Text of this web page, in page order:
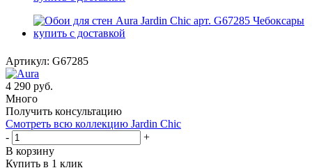
Артикул: G67285
4 290 руб.
Много
Получить консультацию
Смотреть всю коллекцию Jardin Chic
-
+
В корзину
Купить в 1 клик